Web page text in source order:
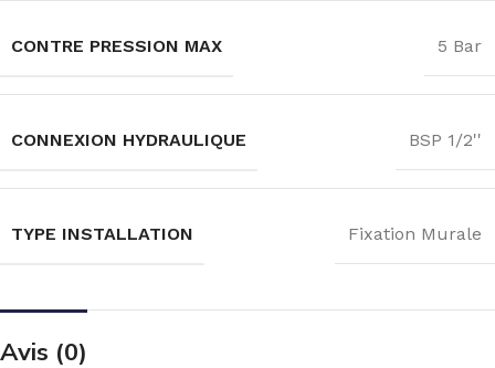
CONTRE PRESSION MAX 5 Bar
CONNEXION HYDRAULIQUE BSP 1/2''
TYPE INSTALLATION Fixation Murale
Avis (0)